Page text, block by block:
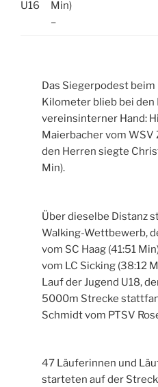
U16
Min)
–
Das Siegerpodest
Kilometer blieb bei den
vereinsinterner Hand:
Maierbacher vom WSV
den Herren siegte
Min).
Über dieselbe Distanz
Walking-Wettbewerb,
vom SC Haag (41:51
vom LC Sicking (38:12
Lauf der Jugend U18,
5000m Strecke
Schmidt vom PTSV
47 Läuferinnen und
starteten auf der